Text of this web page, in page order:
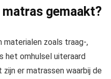
gemaakt?
materialen zoals traag-,
het omhulsel uiteraard
er matrassen waarbij de